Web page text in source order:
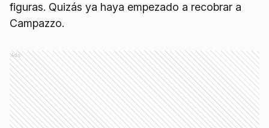
figuras. Quizás ya haya empezado a recobrar a
Campazzo.
Ads